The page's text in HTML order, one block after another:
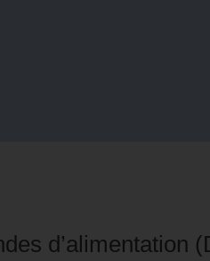
d’alimentation